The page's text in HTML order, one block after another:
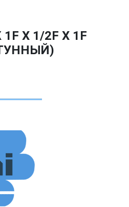
Х 1/2F Х 1F